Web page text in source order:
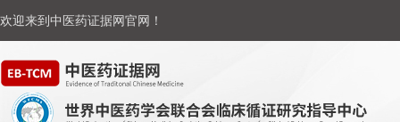
欢迎来到中医药证据网官网！